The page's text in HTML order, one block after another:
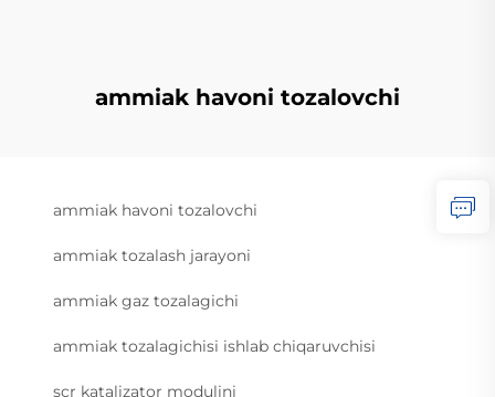
ammiak havoni tozalovchi
ammiak havoni tozalovchi
ammiak tozalash jarayoni
ammiak gaz tozalagichi
ammiak tozalagichisi ishlab chiqaruvchisi
scr katalizator modulini